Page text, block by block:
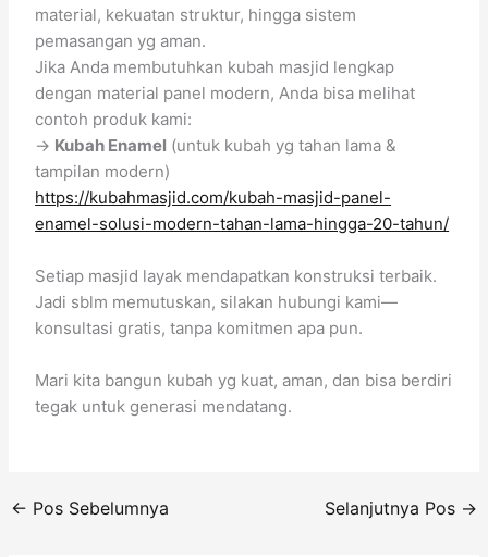
material, kekuatan struktur, hingga sistem
pemasangan yg aman.
Jika Anda membutuhkan kubah masjid lengkap
dengan material panel modern, Anda bisa melihat
contoh produk kami:
→ Kubah Enamel (untuk kubah yg tahan lama &
tampilan modern)
https://kubahmasjid.com/kubah-masjid-panel-
enamel-solusi-modern-tahan-lama-hingga-20-tahun/
Setiap masjid layak mendapatkan konstruksi terbaik.
Jadi sblm memutuskan, silakan hubungi kami—
konsultasi gratis, tanpa komitmen apa pun.
Mari kita bangun kubah yg kuat, aman, dan bisa berdiri
tegak untuk generasi mendatang.
← Pos Sebelumnya Selanjutnya Pos →